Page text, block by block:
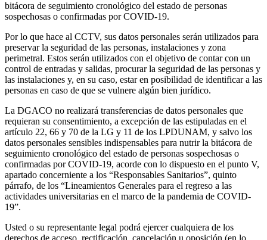
bitácora de seguimiento cronológico del estado de personas
sospechosas o confirmadas por COVID-19.
Por lo que hace al CCTV, sus datos personales serán utilizados para
preservar la seguridad de las personas, instalaciones y zona
perimetral. Estos serán utilizados con el objetivo de contar con un
control de entradas y salidas, procurar la seguridad de las personas y
las instalaciones y, en su caso, estar en posibilidad de identificar a las
personas en caso de que se vulnere algún bien jurídico.
La DGACO no realizará transferencias de datos personales que
requieran su consentimiento, a excepción de las estipuladas en el
artículo 22, 66 y 70 de la LG y 11 de los LPDUNAM, y salvo los
datos personales sensibles indispensables para nutrir la bitácora de
seguimiento cronológico del estado de personas sospechosas o
confirmadas por COVID-19, acorde con lo dispuesto en el punto V,
apartado concerniente a los “Responsables Sanitarios”, quinto
párrafo, de los “Lineamientos Generales para el regreso a las
actividades universitarias en el marco de la pandemia de COVID-
19”.
Usted o su representante legal podrá ejercer cualquiera de los